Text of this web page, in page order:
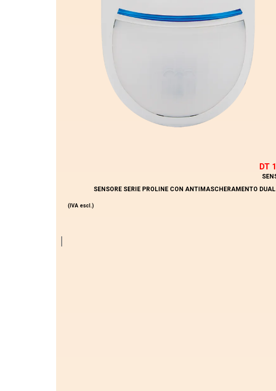
DT
SENSORE SERIE PROLINE CON ANTIMASCHERAMENTO
(IVA escl.)